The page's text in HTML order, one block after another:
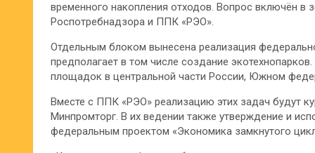
временного накопления отходов. Вопрос включён
Роспотребнадзора и ППК «РЭО».
Отдельным блоком вынесена реализация
предполагает в том числе создание
площадок в центральной части России, Южном
Вместе с ППК «РЭО» реализацию этих задач будут
Минпромторг. В их ведении также утверждение и
федеральным проектом «Экономика замкнутого